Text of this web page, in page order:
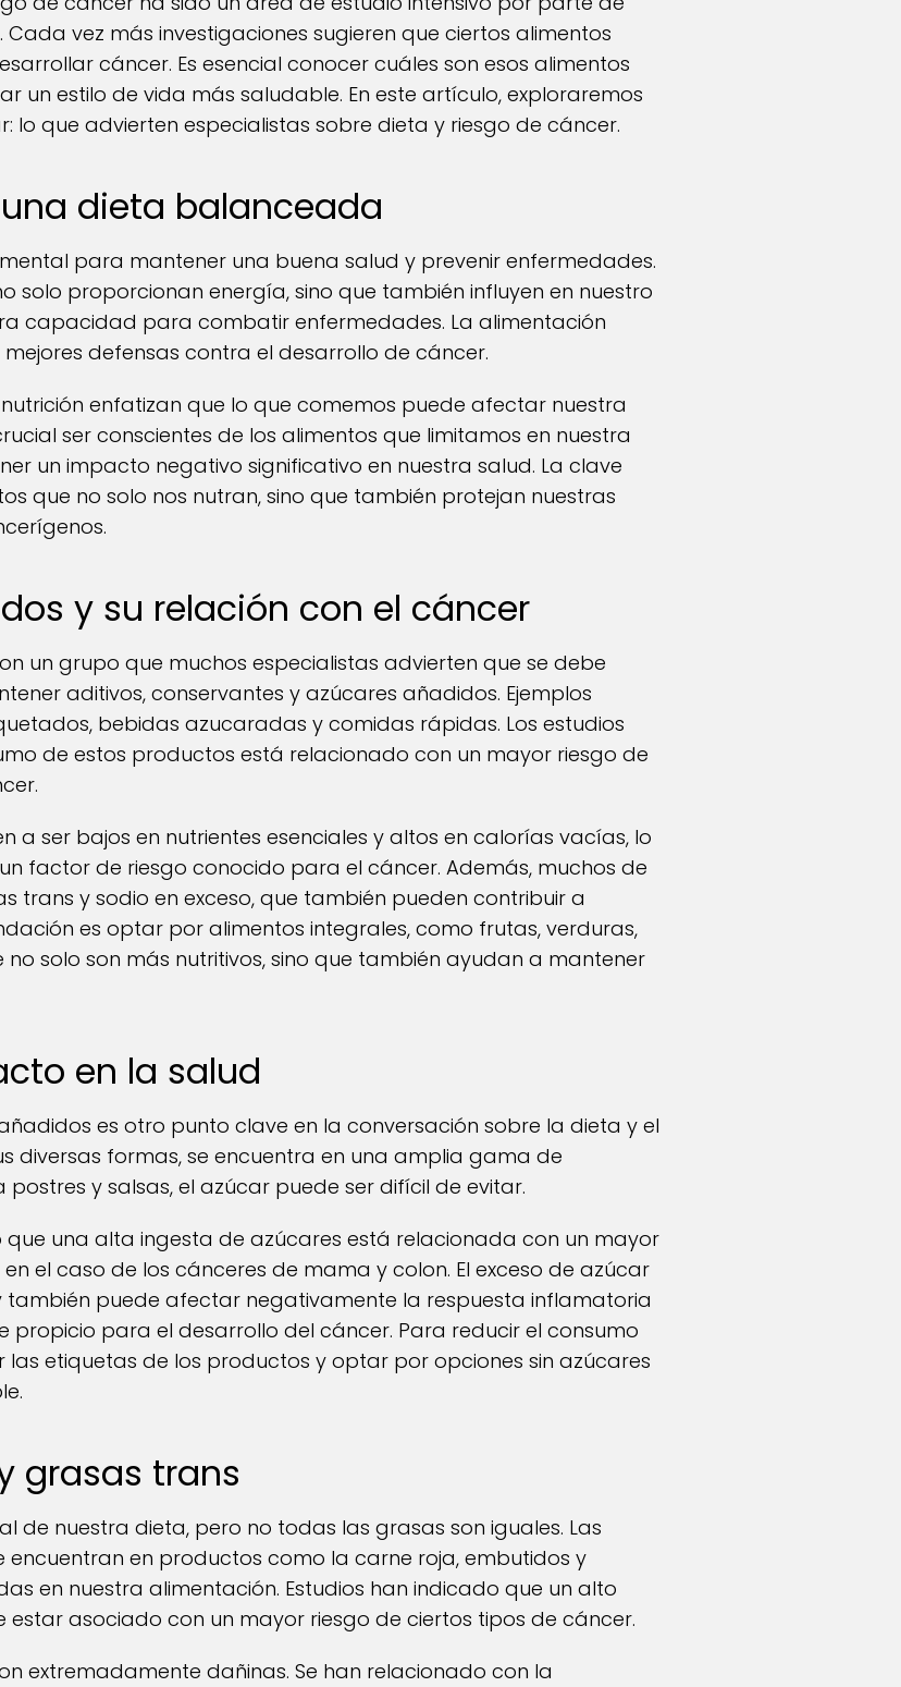
vez más investigaciones sugieren que ciertos alimentos
cáncer. Es esencial conocer cuáles son esos alimentos
un estilo de vida más saludable. En este artículo, exploraremos
lo que advierten especialistas sobre dieta y riesgo de cáncer.
dieta balanceada
para mantener una buena salud y prevenir enfermedades.
solo proporcionan energía, sino que también influyen en nuestro
capacidad para combatir enfermedades. La alimentación
defensas contra el desarrollo de cáncer.
enfatizan que lo que comemos puede afectar nuestra
ser conscientes de los alimentos que limitamos en nuestra
un impacto negativo significativo en nuestra salud. La clave
que no solo nos nutran, sino que también protejan nuestras
y su relación con el cáncer
un grupo que muchos especialistas advierten que se debe
aditivos, conservantes y azúcares añadidos. Ejemplos
bebidas azucaradas y comidas rápidas. Los estudios
de estos productos está relacionado con un mayor riesgo de
a ser bajos en nutrientes esenciales y altos en calorías vacías, lo
factor de riesgo conocido para el cáncer. Además, muchos de
trans y sodio en exceso, que también pueden contribuir a
es optar por alimentos integrales, como frutas, verduras,
solo son más nutritivos, sino que también ayudan a mantener
en la salud
es otro punto clave en la conversación sobre la dieta y el
diversas formas, se encuentra en una amplia gama de
y salsas, el azúcar puede ser difícil de evitar.
una alta ingesta de azúcares está relacionada con un mayor
el caso de los cánceres de mama y colon. El exceso de azúcar
puede afectar negativamente la respuesta inflamatoria
propicio para el desarrollo del cáncer. Para reducir el consumo
etiquetas de los productos y optar por opciones sin azúcares
grasas trans
de nuestra dieta, pero no todas las grasas son iguales. Las
en productos como la carne roja, embutidos y
en nuestra alimentación. Estudios han indicado que un alto
asociado con un mayor riesgo de ciertos tipos de cáncer.
extremadamente dañinas. Se han relacionado con la